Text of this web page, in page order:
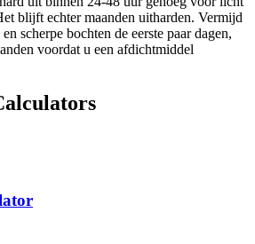
blijft echter maanden uitharden. Vermijd
scherpe bochten de eerste paar dagen,
voordat u een afdichtmiddel